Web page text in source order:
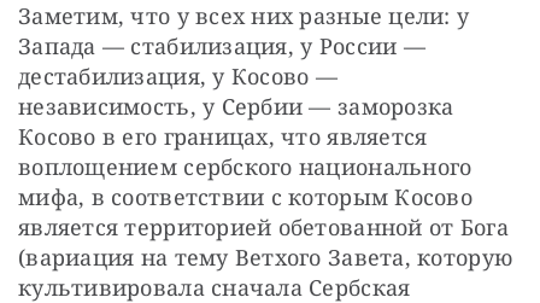
Заметим, что у всех них разные цели: у
Запада — стабилизация, у России —
дестабилизация, у Косово —
независимость, у Сербии — заморозка
Косово в его границах, что является
воплощением сербского национального
мифа, в соответствии с которым Косово
является территорией обетованной от Бога
(вариация на тему Ветхого Завета, которую
культивировала сначала Сербская